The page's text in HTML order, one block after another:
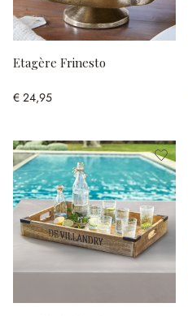
Etagère Frinesto
€ 24,95